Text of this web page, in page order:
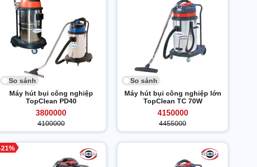
So sánh
Máy hút bụi công nghiệp
TopClean PD40
3800000
4100000
So sánh
Máy hút bụi công nghiệp lớn
TopClean TC 70W
4150000
4455000
21